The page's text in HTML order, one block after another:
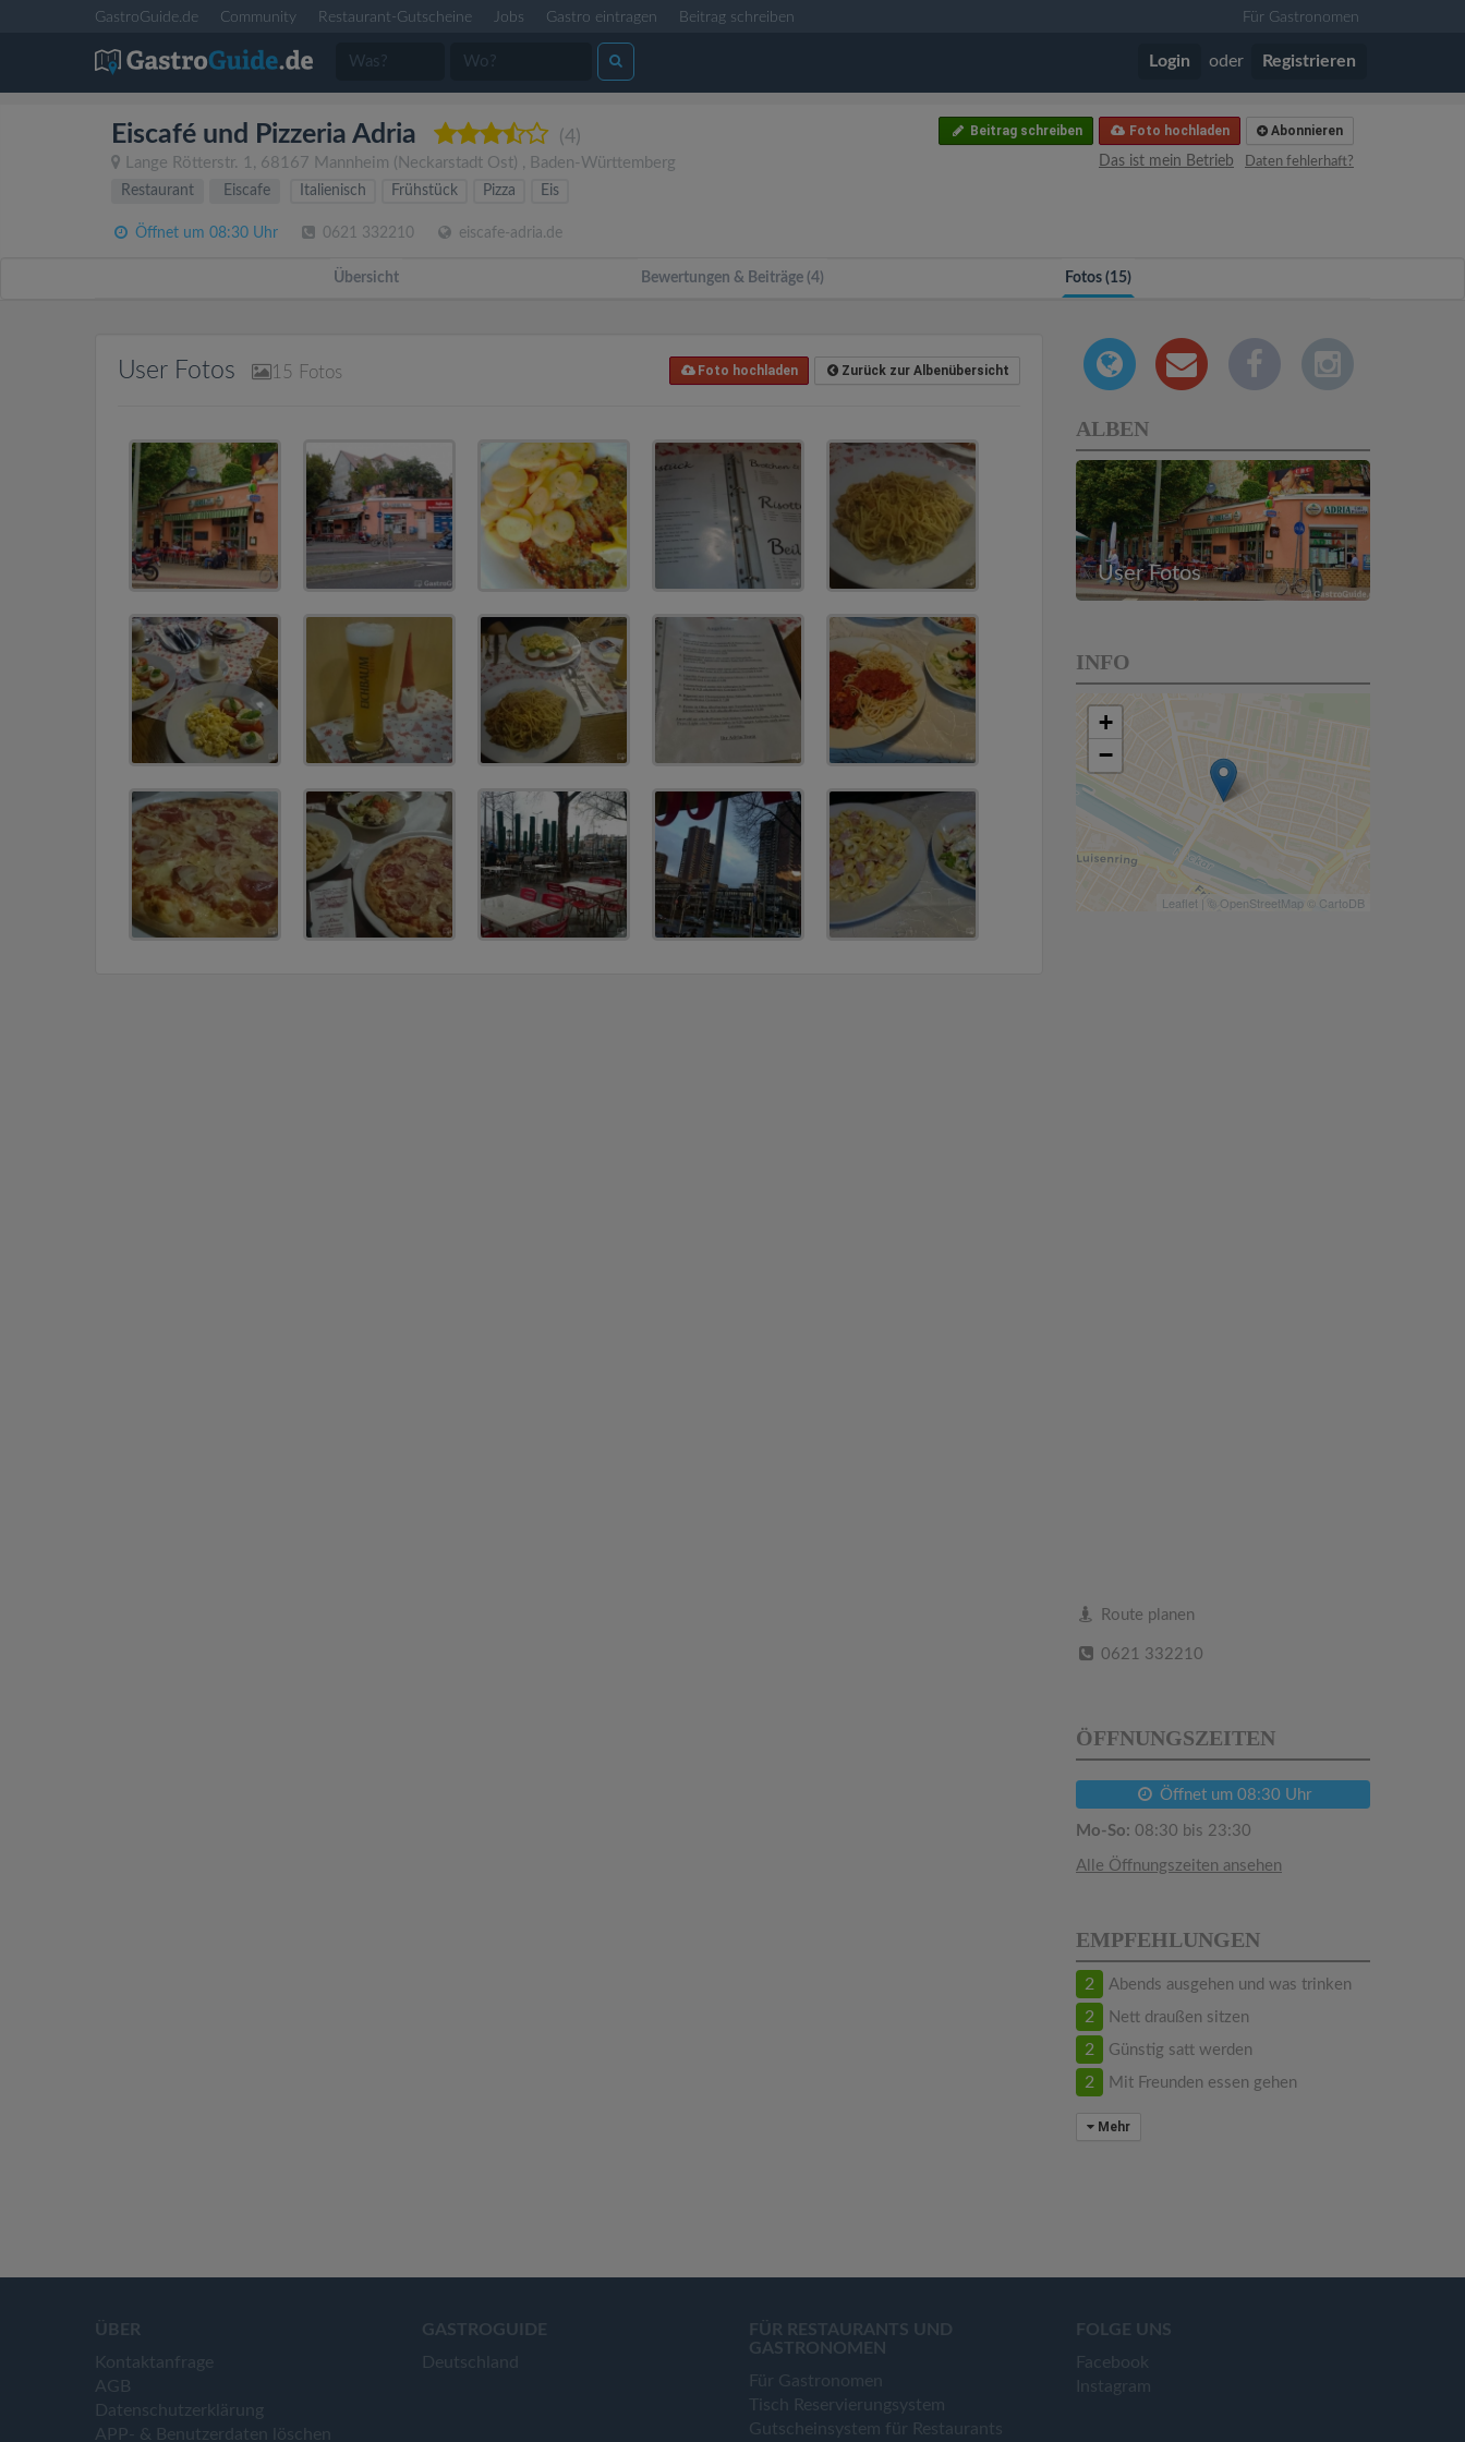
GastroGuide.de Community Restaurant-Gutscheine Jobs Gastro eintragen Beitrag schreiben Für Gastronomen
Login oder Registrieren
Eiscafé und Pizzeria Adria (4)
Lange Rötterstr. 1 , 68167 Mannheim (Neckarstadt Ost) , Baden-Württemberg
Abonnieren
Foto hochladen
Beitrag schreiben
Daten fehlerhaft?
Das ist mein Betrieb
Restaurant
Eiscafe Italienisch Frühstück Pizza Eis
Öffnet um 08:30 Uhr 0621 332210 eiscafe-adria.de
Übersicht Bewertungen & Beiträge (4) Fotos (15)
Foto hochladen Zurück zur Albenübersicht
User Fotos 15 Fotos
ALBEN
User Fotos
INFO
+
−
Leaflet | © OpenStreetMap © CartoDB
Route planen
0621 332210
ÖFFNUNGSZEITEN
Öffnet um 08:30 Uhr
Mo-So: 08:30 bis 23:30
Alle Öffnungszeiten ansehen
EMPFEHLUNGEN
2 Abends ausgehen und was trinken
2 Nett draußen sitzen
2 Günstig satt werden
2 Mit Freunden essen gehen
Mehr
ÜBER
Kontaktanfrage
AGB
Datenschutzerklärung
APP- & Benutzerdaten löschen
GASTROGUIDE
Deutschland
FÜR RESTAURANTS UND
GASTRONOMEN
Für Gastronomen
Tisch Reservierungsystem
Gutscheinsystem für Restaurants
FOLGE UNS
Facebook
Instagram